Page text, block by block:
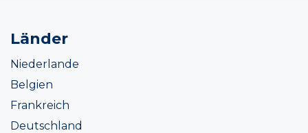
Länder
Niederlande
Belgien
Frankreich
Deutschland